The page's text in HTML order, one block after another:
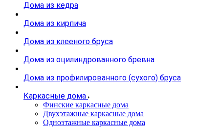
Дома из кедра
Дома из кирпича
Дома из клееного бруса
Дома из оцилиндрованного бревна
Дома из профилированного (сухого) бруса
Каркасные дома
Финские каркасные дома
Двухэтажные каркасные дома
Одноэтажные каркасные дома